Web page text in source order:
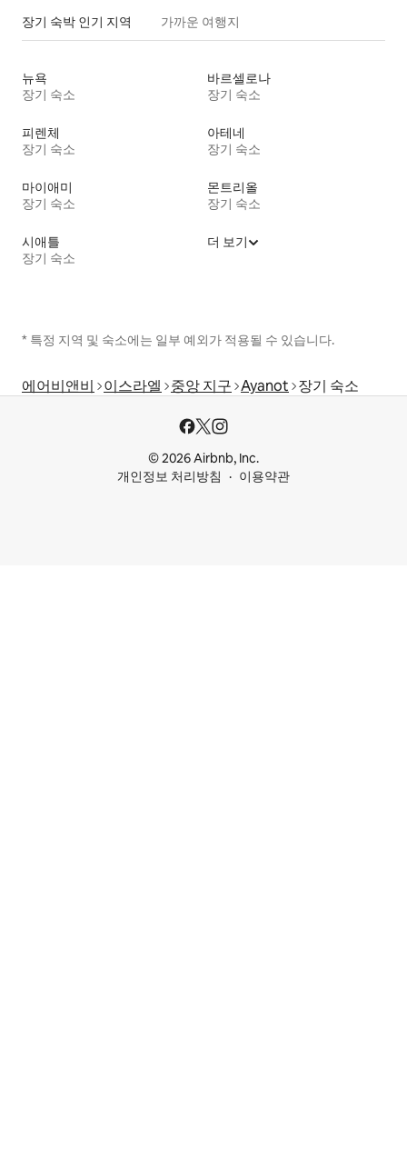
장기 숙박 인기 지역 가까운 여행지
뉴욕
장기 숙소
바르셀로나
장기 숙소
피렌체
장기 숙소
아테네
장기 숙소
마이애미
장기 숙소
몬트리올
장기 숙소
시애틀
장기 숙소
더 보기
* 특정 지역 및 숙소에는 일부 예외가 적용될 수 있습니다.
에어비앤비 이스라엘 중앙 지구 Ayanot 장기 숙소
© 2026 Airbnb, Inc.
개인정보 처리방침
이용약관